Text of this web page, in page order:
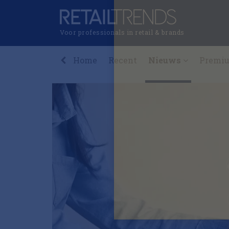
Voor professionals in retail & brands
Home Recent